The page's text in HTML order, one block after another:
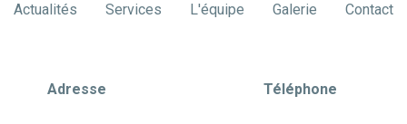
Actualités Services L'équipe Galerie Contact
Adresse Téléphone